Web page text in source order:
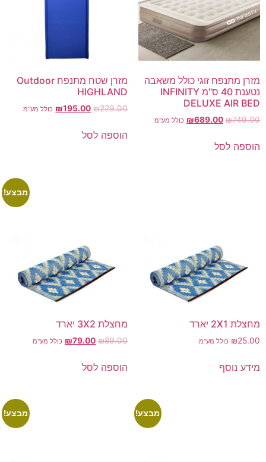
מזרן מתנפח זוגי כולל משאבה
נטענת 40 ס"מ INFINITY
DELUXE AIR BED
₪749.00
₪689.00 כולל מע"מ
הוספה לסל
מזרן שטח מתנפח Outdoor
HIGHLAND
₪229.00
₪195.00 כולל מע"מ
הוספה לסל
מחצלת 2X1 יארד
₪25.00 כולל מע"מ
מידע נוסף
מבצע!
מחצלת 3X2 יארד
₪89.00
₪79.00 כולל מע"מ
הוספה לסל
מבצע! מבצע!